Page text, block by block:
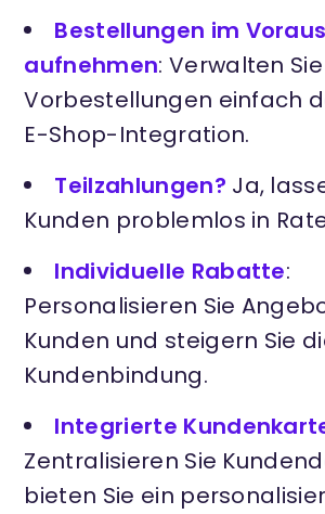
Bestellungen im Voraus
aufnehmen: Verwalten Sie
Vorbestellungen einfach
E-Shop-Integration.
Teilzahlungen? Ja,
Kunden problemlos in
Individuelle Rabatte:
Personalisieren Sie
Kunden und steigern Sie
Kundenbindung.
Integrierte
Zentralisieren Sie
bieten Sie ein